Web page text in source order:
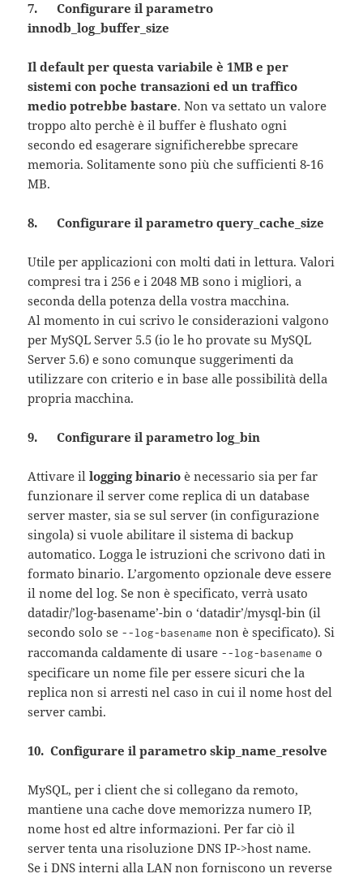
7. Configurare il parametro
innodb_log_buffer_size
Il default per questa variabile è 1MB e per
sistemi con poche transazioni ed un traffico
medio potrebbe bastare. Non va settato un valore
troppo alto perchè è il buffer è flushato ogni
secondo ed esagerare significherebbe sprecare
memoria. Solitamente sono più che sufficienti 8-16
MB.
8. Configurare il parametro query_cache_size
Utile per applicazioni con molti dati in lettura. Valori
compresi tra i 256 e i 2048 MB sono i migliori, a
seconda della potenza della vostra macchina.
Al momento in cui scrivo le considerazioni valgono
per MySQL Server 5.5 (io le ho provate su MySQL
Server 5.6) e sono comunque suggerimenti da
utilizzare con criterio e in base alle possibilità della
propria macchina.
9. Configurare il parametro log_bin
Attivare illogging binario è necessario sia per far
funzionare il server come replica di un database
server master, sia se sul server (in configurazione
singola) si vuole abilitare il sistema di backup
automatico. Logga le istruzioni che scrivono dati in
formato binario. L’argomento opzionale deve essere
il nome del log. Se non è specificato, verrà usato
datadir/’log-basename’-bin o ‘datadir’/mysql-bin (il
secondo solo se --log-basename non è specificato). Si
raccomanda caldamente di usare --log-basename o
specificare un nome file per essere sicuri che la
replica non si arresti nel caso in cui il nome host del
server cambi.
10. Configurare il parametro skip_name_resolve
MySQL, per i client che si collegano da remoto,
mantiene una cache dove memorizza numero IP,
nome host ed altre informazioni. Per far ciò il
server tenta una risoluzione DNS IP->host name.
Se i DNS interni alla LAN non forniscono un reverse